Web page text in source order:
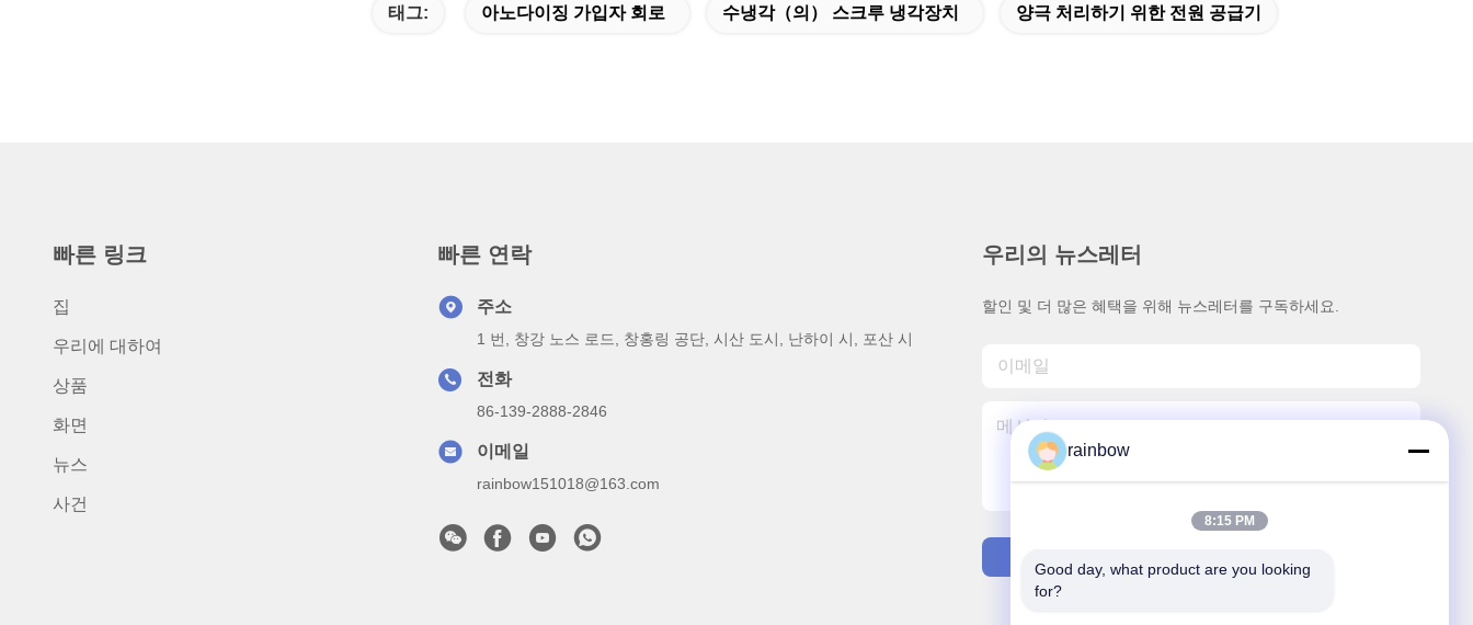
태그: 아노다이징 가입자 회로 수냉각（의） 스크루 냉각장치 양극 처리하기 위한 전원 공급기
빠른 링크
집
우리에 대하여
상품
화면
뉴스
사건
빠른 연락
주소
1 번, 창강 노스 로드, 창홍링 공단, 시산 도시, 난하이 시, 포산 시
전화
86-139-2888-2846
이메일
rainbow151018@163.com
우리의 뉴스레터
할인 및 더 많은 혜택을 위해 뉴스레터를 구독하세요.
rainbow
8:15 PM
Good day, what product are you looking
for?